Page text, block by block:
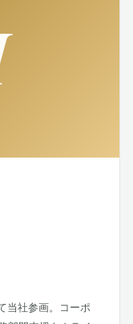
当社参画。コーポ